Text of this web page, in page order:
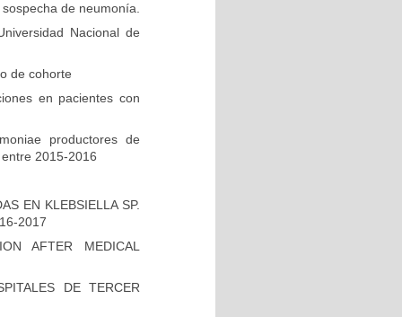
de neumonía.
Nacional de
de cohorte
en pacientes con
productores de
2015-2016
EN KLEBSIELLA SP.
2017
AFTER MEDICAL
DE TERCER